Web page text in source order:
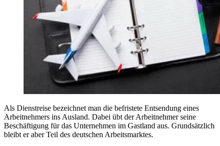
Als Dienstreise bezeichnet man die befristete Entsendung eines
Arbeitnehmers ins Ausland. Dabei übt der Arbeitnehmer seine
Beschäftigung für das Unternehmen im Gastland aus. Grundsätzlich
bleibt er aber Teil des deutschen Arbeitsmarktes.